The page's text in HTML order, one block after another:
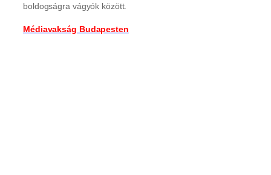
boldogságra vágyók között.
Médiavakság Budapesten